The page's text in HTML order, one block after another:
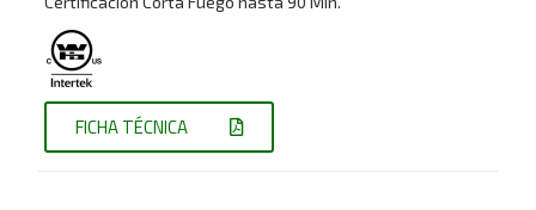
FICHA TÉCNICA